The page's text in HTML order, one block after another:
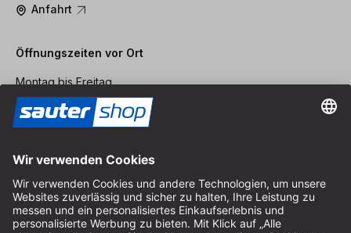
Anfahrt
Öffnungszeiten vor Ort
Montag bis Freitag
8:30 - 12:30 Uhr & 14:00 - 16:30 Uhr
Hinweise zur Batterieentsorgung
Hinweise zur Verpackung
Liefer- & Versandkosten